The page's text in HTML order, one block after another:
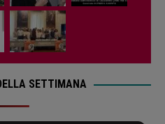
SETTIMANA